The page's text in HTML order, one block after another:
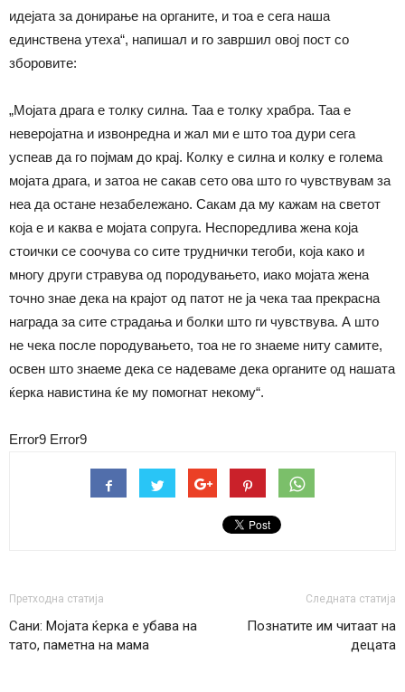
идејата за донирање на органите, и тоа е сега наша
единствена утеха“, напишал и го завршил овој пост со
зборовите:
„Мојата драга е толку силна. Таа е толку храбра. Таа е
неверојатна и извонредна и жал ми е што тоа дури сега
успеав да го појмам до крај. Колку е силна и колку е голема
мојата драга, и затоа не сакав сето ова што го чувствувам за
неа да остане незабележано. Сакам да му кажам на светот
која е и каква е мојата сопруга. Неспоредлива жена која
стоички се соочува со сите труднички тегоби, која како и
многу други стравува од породувањето, иако мојата жена
точно знае дека на крајот од патот не ја чека таа прекрасна
награда за сите страдања и болки што ги чувствува. А што
не чека после породувањето, тоа не го знаеме ниту самите,
освен што знаеме дека се надеваме дека органите од нашата
ќерка навистина ќе му помогнат некому“.
Error9 Error9
Претходна статија
Сани: Мојата ќерка е убава на
тато, паметна на мама
Следната статија
Познатите им читаат на
децата